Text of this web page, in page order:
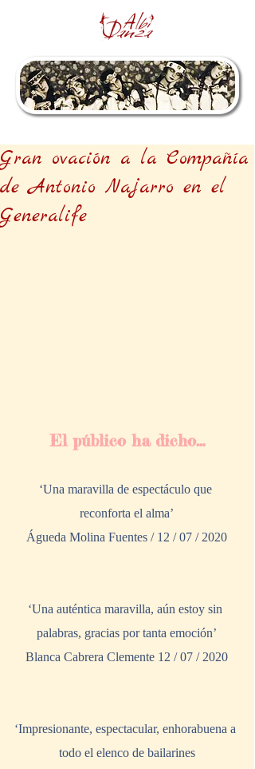
Gran ovación a la Compañía
de Antonio Najarro en el
Generalife
El público ha dicho…
‘Una maravilla de espectáculo que
reconforta el alma’
Águeda Molina Fuentes / 12 / 07 / 2020
‘Una auténtica maravilla, aún estoy sin
palabras, gracias por tanta emoción’
Blanca Cabrera Clemente 12 / 07 / 2020
‘Impresionante, espectacular, enhorabuena a
todo el elenco de bailarines